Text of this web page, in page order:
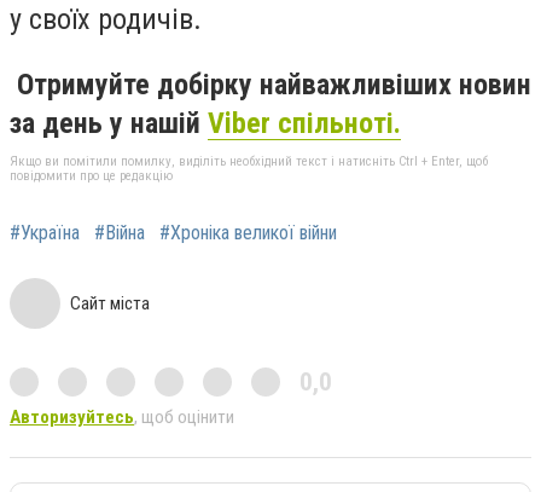
у своїх родичів.
Отримуйте добірку найважливіших новин
за день у нашій Viber спільноті.
Якщо ви помітили помилку, виділіть необхідний текст і натисніть Ctrl + Enter, щоб
повідомити про це редакцію
#Україна #Війна #Хроніка великої війни
Сайт міста
0,0
Авторизуйтесь, щоб оцінити